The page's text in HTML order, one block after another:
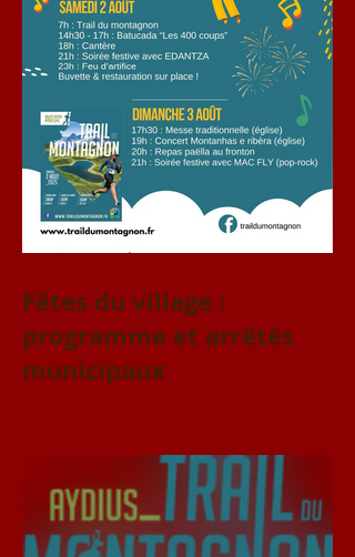
Fêtes du village :
programme et arrêtés
municipaux